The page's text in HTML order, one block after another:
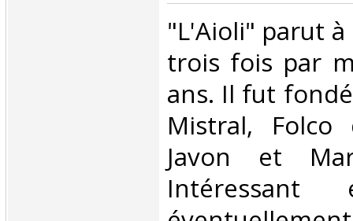
‎"L'Aioli" parut
trois fois par
ans. Il fut
Mistral, Folco
Javon et
Intéressant